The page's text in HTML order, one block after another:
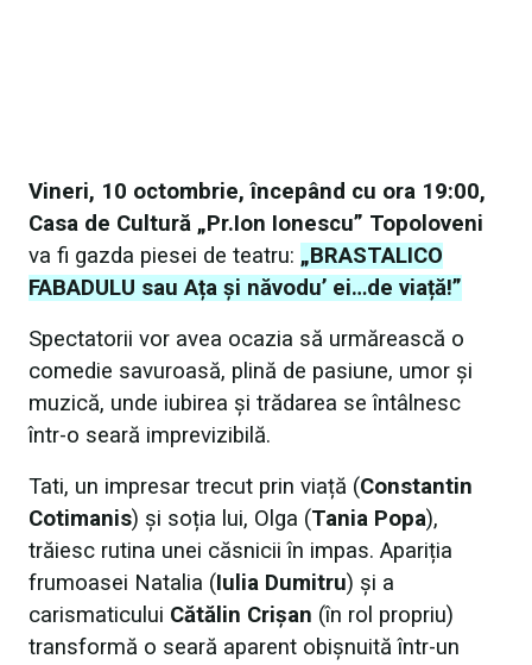
Vineri, 10 octombrie, începând cu ora 19:00,
Casa de Cultură „Pr.Ion Ionescu” Topoloveni
va fi gazda piesei de teatru: „BRASTALICO
FABADULU sau Ața și năvodu’ ei…de viață!”
Spectatorii vor avea ocazia să urmărească o
comedie savuroasă, plină de pasiune, umor și
muzică, unde iubirea și trădarea se întâlnesc
într-o seară imprevizibilă.
Tati, un impresar trecut prin viață (Constantin
Cotimanis) și soția lui, Olga (Tania Popa),
trăiesc rutina unei căsnicii în impas. Apariția
frumoasei Natalia (Iulia Dumitru) și a
carismaticului Cătălin Crișan (în rol propriu)
transformă o seară aparent obișnuită într-un